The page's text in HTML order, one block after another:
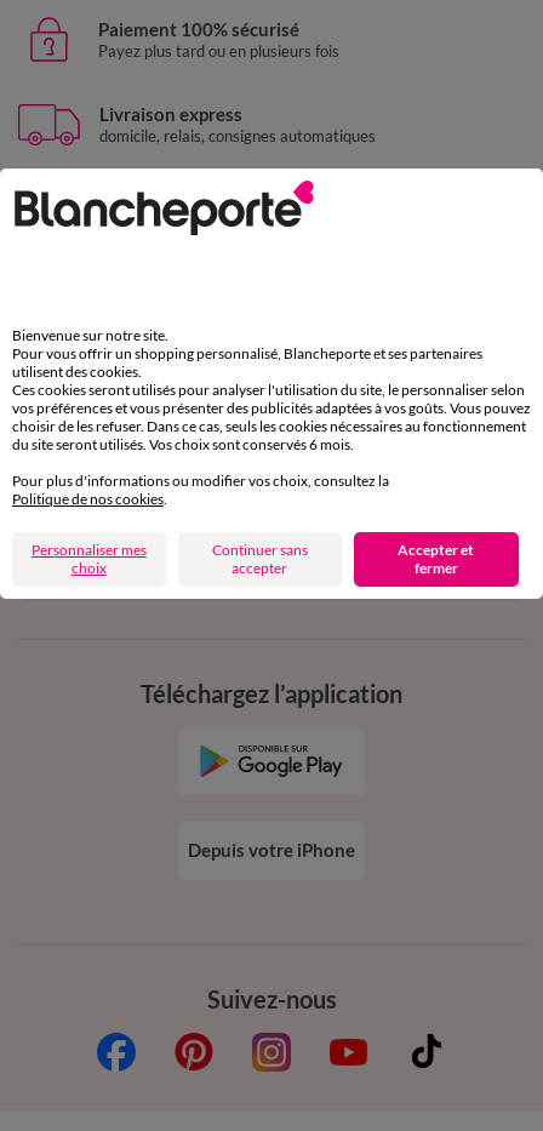
Paiement 100% sécurisé
Payez plus tard ou en plusieurs fois
Livraison express
domicile, relais, consignes automatiques
Retours gratuits
sous 30 jours avec Mondial Relay uniquement
11€ Offerts
en vous inscrivant à la newsletter
dès 20€ d’achat
conditions dans votre email de confirmation
Suivez-nous
Téléchargez l’application
Depuis votre iPhone
Bienvenue sur notre site.
Pour vous offrir un shopping personnalisé, Blancheporte et ses partenaires
utilisent des cookies.
Ces cookies seront utilisés pour analyser l'utilisation du site, le personnaliser selon
vos préférences et vous présenter des publicités adaptées à vos goûts. Vous pouvez
choisir de les refuser. Dans ce cas, seuls les cookies nécessaires au fonctionnement
du site seront utilisés. Vos choix sont conservés 6 mois.
Pour plus d'informations ou modifier vos choix, consultez la
Politique de nos cookies
Personnaliser mes
choix
Continuer sans
accepter
Accepter et
fermer